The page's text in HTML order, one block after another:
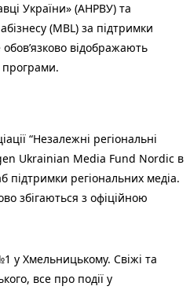
України» (АНРВУ) та
(MBL) за підтримки
відображають
програми.
“Незалежні регіональні
Ukrainian Media Fund Nordic в
підтримки регіональних медіа.
збігаються з офіційною
у Хмельницькому. Свіжі та
все про події у